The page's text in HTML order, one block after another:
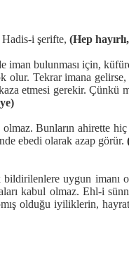
i şerifte, (Hep
bulunması için,
Tekrar imana
etmesi gerekir.
Bunların ahirette hiç
ebedi olarak azap görür.
uygun imanı
kabul olmaz. Ehl-i
olduğu iyiliklerin, hayrat